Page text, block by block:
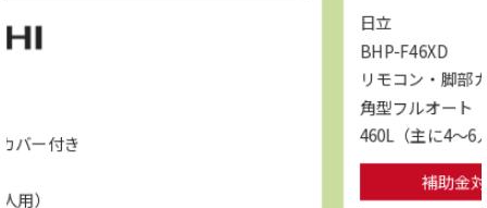
リモコン・脚部カバー付き
460L（主に4～6人用）